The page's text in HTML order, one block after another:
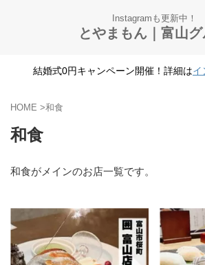
Instagramも更新中！
とやまもん｜富山グ
結婚式0円キャンペーン開催！詳細はイ
HOME >和食
和食
和食がメインのお店一覧です。